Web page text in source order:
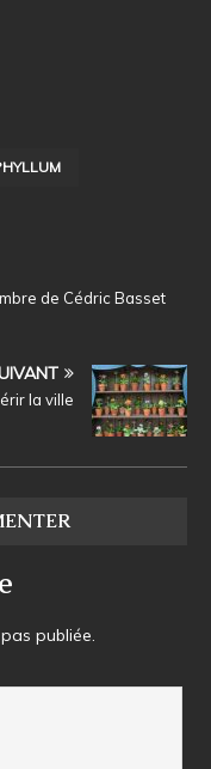
de Cédric Basset
la ville
publiée.